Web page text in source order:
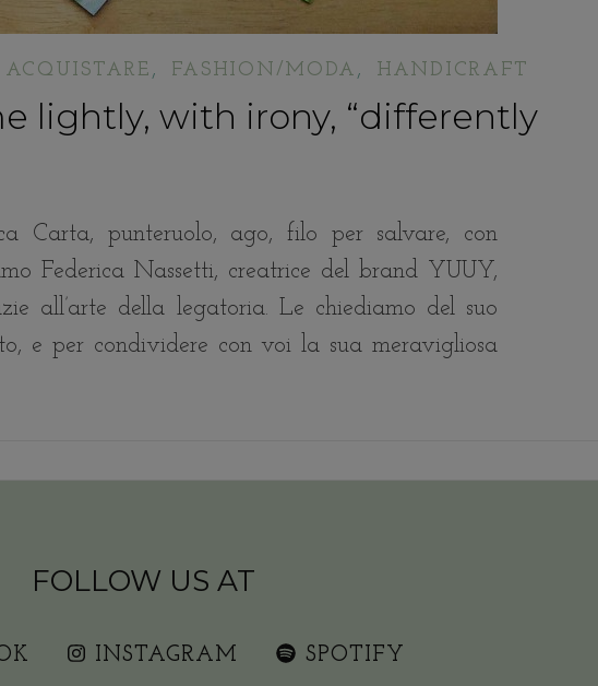
, FASHION/MODA , HANDICRAFT
lightly, with irony, “differently
Carta, punteruolo, ago, filo per salvare, con
Federica Nassetti, creatrice del brand YUUY,
all’arte della legatoria. Le chiediamo del suo
e per condividere con voi la sua meravigliosa
FOLLOW US AT
INSTAGRAM SPOTIFY